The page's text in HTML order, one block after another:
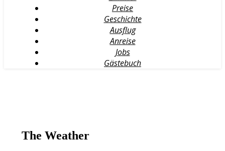
Preise
Geschichte
Ausflug
Anreise
Jobs
Gästebuch
The Weather